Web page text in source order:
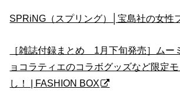
SPRiNG（スプリング）│宝島社の女性
［雑誌付録まとめ 1月下旬発売］ムー
ョコラティエのコラボグッズなど限定
し！ | FASHION BOX